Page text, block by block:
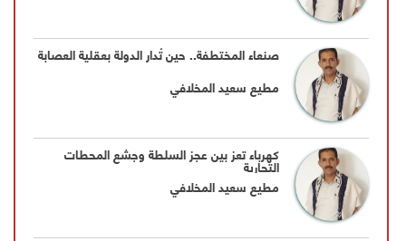
صنعاء المختطفة.. حين تُدار الدولة بعقلية العصابة
مطيع سعيد المخلافي
كهرباء تعز بين عجز السلطة وجشع المحطات
التجارية
مطيع سعيد المخلافي